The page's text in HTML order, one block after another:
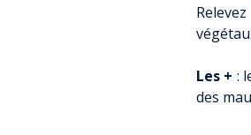
Les + :
des